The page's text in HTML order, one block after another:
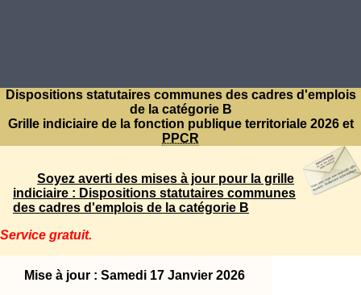
Dispositions statutaires communes des cadres d'emplois
de la catégorie B
Grille indiciaire de la fonction publique territoriale 2026 et
PPCR
Soyez averti des mises à jour pour la grille
indiciaire : Dispositions statutaires communes
des cadres d'emplois de la catégorie B
Service gratuit.
Mise à jour : Samedi 17 Janvier 2026